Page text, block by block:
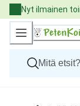
Skip
to
Content
Nyt ilmainen